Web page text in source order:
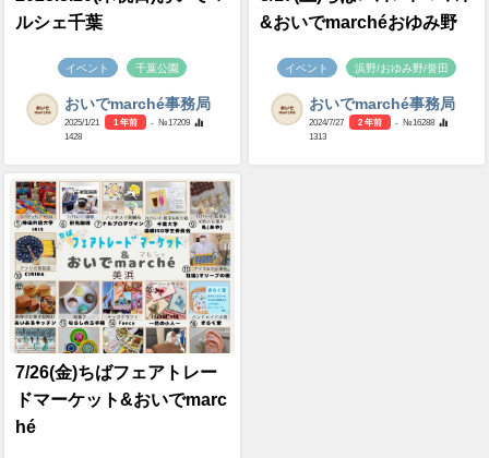
ルシェ千葉
イベント 千葉公園
おいでmarché事務局
2025/1/21 1 年前
- №17209
1428
&おいでmarchéおゆみ野
イベント 浜野/おゆみ野/誉田
おいでmarché事務局
2024/7/27 2 年前
- №16288
1313
7/26(金)ちばフェアトレー
ドマーケット&おいでmarc
hé